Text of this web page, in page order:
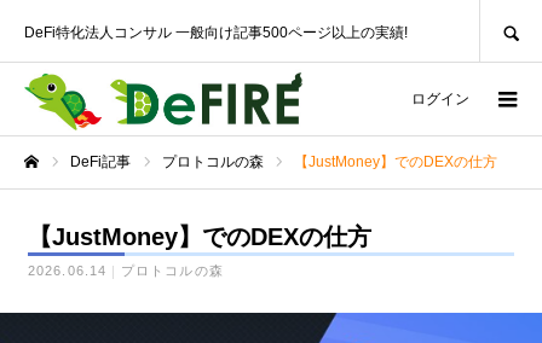
DeFi特化法人コンサル 一般向け記事500ページ以上の実績!
ログイン
DeFi記事 プロトコルの森 【JustMoney】でのDEXの仕方
【JustMoney】でのDEXの仕方
2026.06.14 プロトコルの森